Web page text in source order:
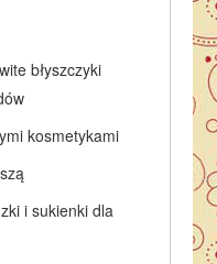
błyszczyki
kosmetykami
i sukienki dla